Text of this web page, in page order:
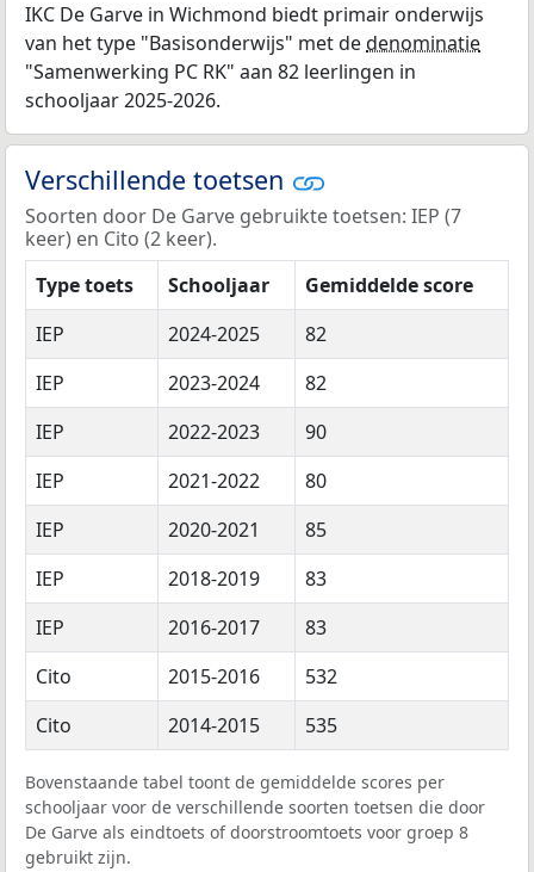
IKC De Garve in Wichmond biedt primair onderwijs
van het type "Basisonderwijs" met dedenominatie
"Samenwerking PC RK" aan 82 leerlingen in
schooljaar 2025-2026.
Verschillende toetsen
Soorten door De Garve gebruikte toetsen: IEP (7
keer) en Cito (2 keer).
Type toets
Schooljaar
Gemiddelde score
IEP
2024-2025
82
IEP
2023-2024
82
IEP
2022-2023
90
IEP
2021-2022
80
IEP
2020-2021
85
IEP
2018-2019
83
IEP
2016-2017
83
Cito
2015-2016
532
Cito
2014-2015 535
Bovenstaande tabel toont de gemiddelde scores per
schooljaar voor de verschillende soorten toetsen die door
De Garve als eindtoets of doorstroomtoets voor groep 8
gebruikt zijn.